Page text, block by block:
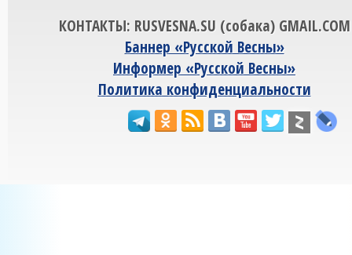
КОНТАКТЫ: RUSVESNA.SU (собака) GMAIL.COM
Баннер «Русской Весны»
Информер «Русской Весны»
Политика конфиденциальности